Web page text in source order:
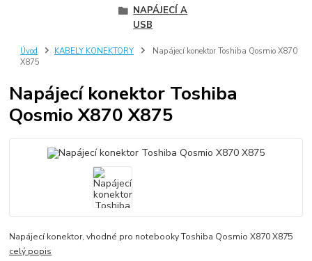
Úvod KABELY KONEKTORY
Napájecí konektor Toshiba Qosmio X870
X875
Napájecí konektor Toshiba
Qosmio X870 X875
Napájecí konektor, vhodné pro notebooky Toshiba Qosmio X870 X875
celý popis
NAPÁJECÍ A
USB